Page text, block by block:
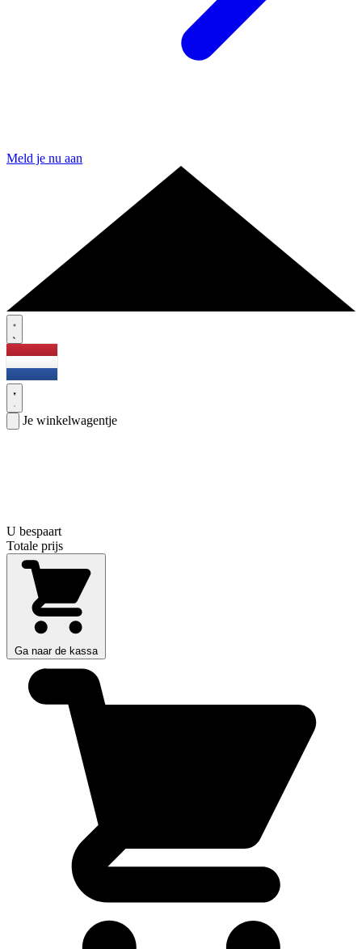
Meld je nu aan
Je winkelwagentje
U bespaart
Totale prijs
Ga naar de kassa